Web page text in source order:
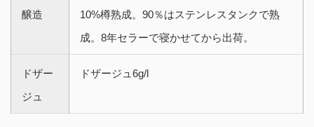
醸造
10%樽熟成。90％はステンレスタンクで熟
成。8年セラーで寝かせてから出荷。
ドザー
ジュ
ドザージュ6g/l